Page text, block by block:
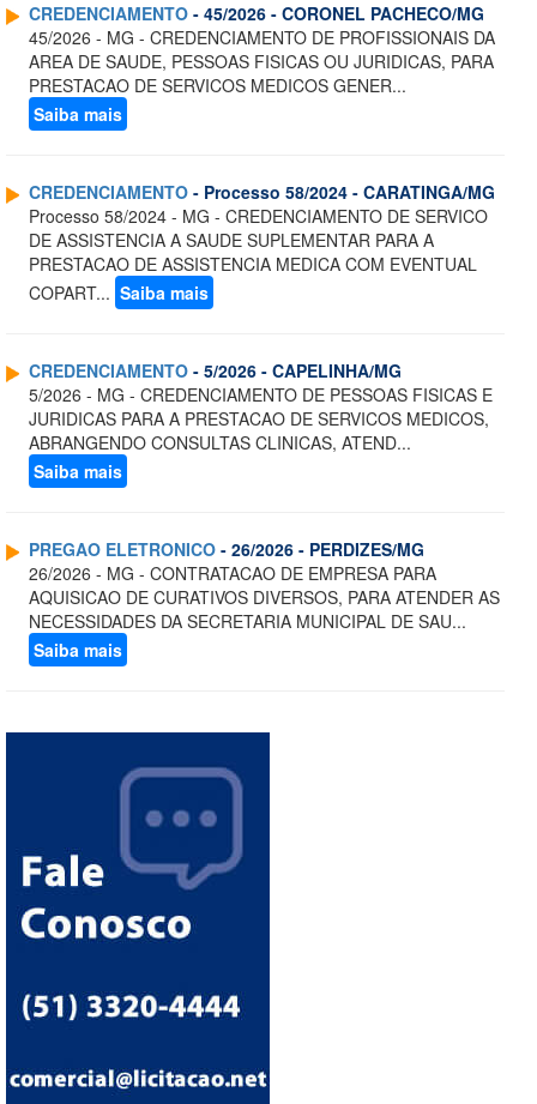
CREDENCIAMENTO - 45/2026 - CORONEL PACHECO/MG
45/2026 - MG - CREDENCIAMENTO DE PROFISSIONAIS DA
AREA DE SAUDE, PESSOAS FISICAS OU JURIDICAS, PARA
PRESTACAO DE SERVICOS MEDICOS GENER...
Saiba mais
CREDENCIAMENTO - Processo 58/2024 - CARATINGA/MG
Processo 58/2024 - MG - CREDENCIAMENTO DE SERVICO
DE ASSISTENCIA A SAUDE SUPLEMENTAR PARA A
PRESTACAO DE ASSISTENCIA MEDICA COM EVENTUAL
COPART... Saiba mais
CREDENCIAMENTO - 5/2026 - CAPELINHA/MG
5/2026 - MG - CREDENCIAMENTO DE PESSOAS FISICAS E
JURIDICAS PARA A PRESTACAO DE SERVICOS MEDICOS,
ABRANGENDO CONSULTAS CLINICAS, ATEND...
Saiba mais
PREGAO ELETRONICO - 26/2026 - PERDIZES/MG
26/2026 - MG - CONTRATACAO DE EMPRESA PARA
AQUISICAO DE CURATIVOS DIVERSOS, PARA ATENDER AS
NECESSIDADES DA SECRETARIA MUNICIPAL DE SAU...
Saiba mais